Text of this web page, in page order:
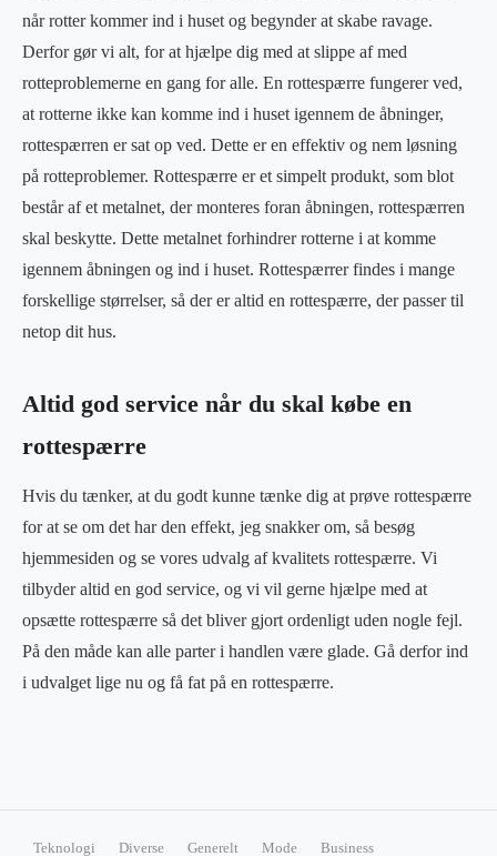
når rotter kommer ind i huset og begynder at skabe ravage.
Derfor gør vi alt, for at hjælpe dig med at slippe af med
rotteproblemerne en gang for alle. En rottespærre fungerer ved,
at rotterne ikke kan komme ind i huset igennem de åbninger,
rottespærren er sat op ved. Dette er en effektiv og nem løsning
på rotteproblemer. Rottespærre er et simpelt produkt, som blot
består af et metalnet, der monteres foran åbningen, rottespærren
skal beskytte. Dette metalnet forhindrer rotterne i at komme
igennem åbningen og ind i huset. Rottespærrer findes i mange
forskellige størrelser, så der er altid en rottespærre, der passer til
netop dit hus.
Altid god service når du skal købe en
rottespærre
Hvis du tænker, at du godt kunne tænke dig at prøve rottespærre
for at se om det har den effekt, jeg snakker om, så besøg
hjemmesiden og se vores udvalg af kvalitets rottespærre. Vi
tilbyder altid en god service, og vi vil gerne hjælpe med at
opsætte rottespærre så det bliver gjort ordenligt uden nogle fejl.
På den måde kan alle parter i handlen være glade. Gå derfor ind
i udvalget lige nu og få fat på en rottespærre.
Teknologi Diverse Generelt Mode Business